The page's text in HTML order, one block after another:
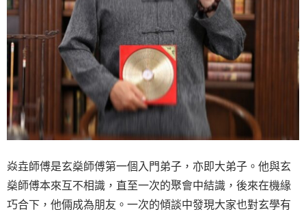
焱垚師傅是玄燊師傅第一個入門弟子，亦即大弟子。他與玄
燊師傅本來互不相識，直至一次的聚會中結識，後來在機緣
巧合下，他倆成為朋友。一次的傾談中發現大家也對玄學有